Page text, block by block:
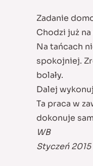
Zadanie
Chodzi już
Na tańcach
spokojniej.
bolały.
Dalej
Ta praca w
dokonuje
WB
Styczeń 2015